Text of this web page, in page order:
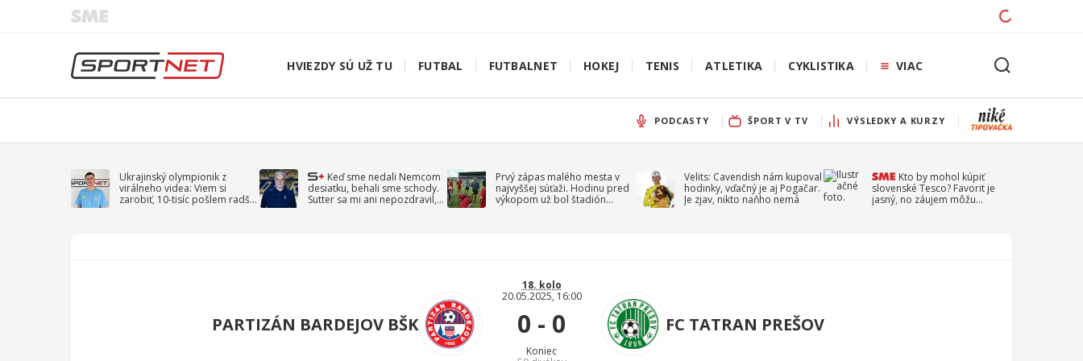
HVIEZDY SÚ UŽ TU FUTBAL FUTBALNET HOKEJ TENIS ATLETIKA CYKLISTIKA VIAC
PODCASTY ŠPORT V TV VÝSLEDKY A KURZY
Ukrajinský olympionik z
virálneho videa: Viem si
zarobiť, 10-tisíc pošlem radšej
Keď sme nedali Nemcom
desiatku, behali sme schody.
Sutter sa mi ani nepozdravil,
Prvý zápas malého mesta v
najvyššej súťaži. Hodinu pred
výkopom už bol štadión
Velits: Cavendish nám kupoval
hodinky, vďačný je aj Pogačar.
Je zjav, nikto naňho nemá
Kto by mohol kúpiť
slovenské Tesco? Favorit je
jasný, no záujem môžu
PARTIZÁN BARDEJOV BŠK
18. kolo
20.05.2025, 16:00
0 - 0
Koniec
FC TATRAN PREŠOV